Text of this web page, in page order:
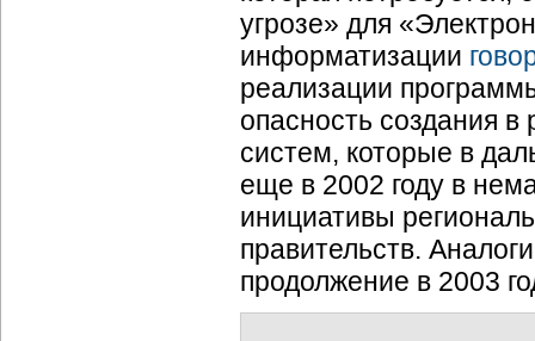
угрозе» для
информатизации
реализации
опасность создания
систем, которые в
еще в 2002 году в
инициативы
правительств.
продолжение в 2003